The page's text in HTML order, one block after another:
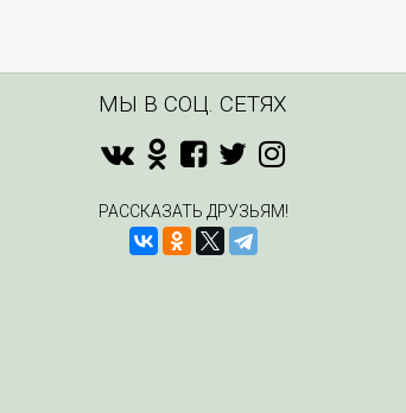
МЫ В СОЦ. СЕТЯХ
РАССКАЗАТЬ ДРУЗЬЯМ!